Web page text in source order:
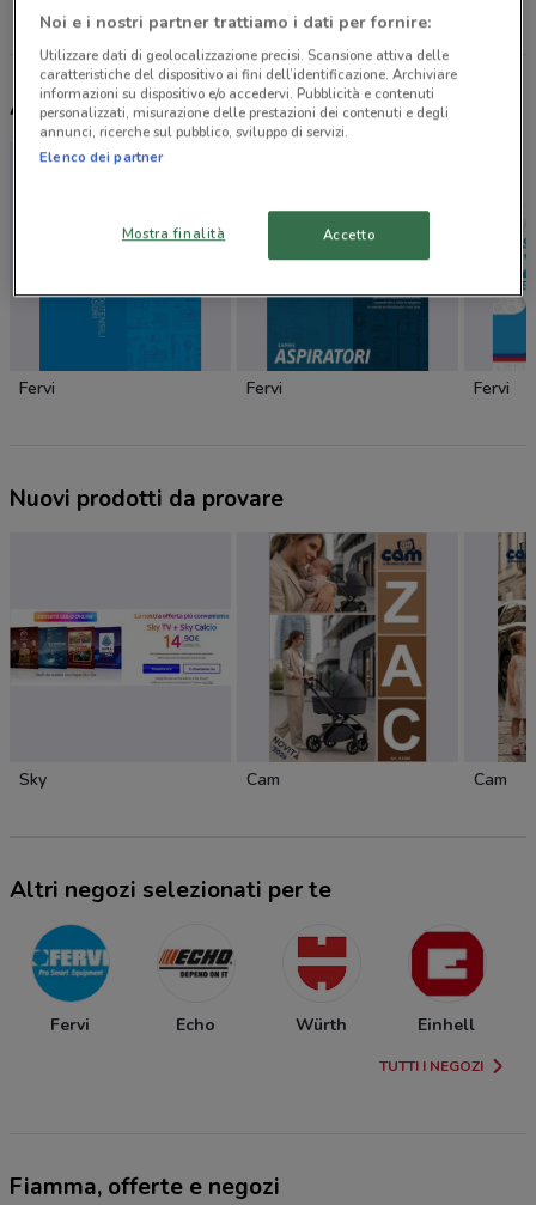
Tutti i negozi Fiamma
Altri volantini nelle vicinanze
Fervi Fervi Fervi
Nuovi prodotti da provare
Sky Cam Cam
Altri negozi selezionati per te
Fervi Echo Würth Einhell
TUTTI I NEGOZI
Fiamma, offerte e negozi
Noi e i nostri partner trattiamo i dati per fornire:
Utilizzare dati di geolocalizzazione precisi. Scansione attiva delle
caratteristiche del dispositivo ai fini dell’identificazione. Archiviare
informazioni su dispositivo e/o accedervi. Pubblicità e contenuti
personalizzati, misurazione delle prestazioni dei contenuti e degli
annunci, ricerche sul pubblico, sviluppo di servizi.
Elenco dei partner
Mostra finalità Accetto